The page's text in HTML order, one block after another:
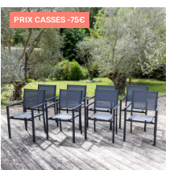
PRIX CASSES -75€